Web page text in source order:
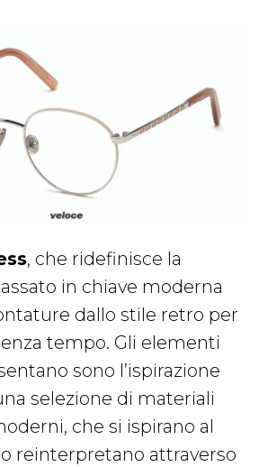
, che ridefinisce la
in chiave moderna
dallo stile retro per
tempo. Gli elementi
sono l’ispirazione
selezione di materiali
che si ispirano al
lo reinterpretano attraverso